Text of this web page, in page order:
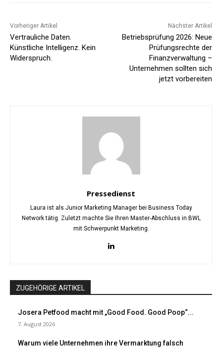
Vorheriger Artikel
Vertrauliche Daten.
Künstliche Intelligenz. Kein
Widerspruch.
Nächster Artikel
Betriebsprüfung 2026: Neue
Prüfungsrechte der
Finanzverwaltung –
Unternehmen sollten sich
jetzt vorbereiten
Pressedienst
Laura ist als Junior Marketing Manager bei Business Today
Network tätig. Zuletzt machte Sie Ihren Master-Abschluss in BWL
mit Schwerpunkt Marketing.
ZUGEHÖRIGE ARTIKEL
Josera Petfood macht mit „Good Food. Good Poop“...
7. August 2026
Warum viele Unternehmen ihre Vermarktung falsch